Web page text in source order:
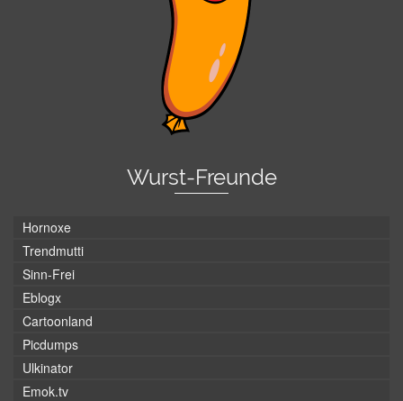
Wurst-Freunde
Hornoxe
Trendmutti
Sinn-Frei
Eblogx
Cartoonland
Picdumps
Ulkinator
Emok.tv